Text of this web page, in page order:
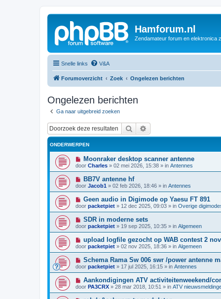
Hamforum.nl
Zendamateur forum en elektronica
Snelle links V&A
Forumoverzicht Zoek Ongelezen berichten
Ongelezen berichten
Ga naar uitgebreid zoeken
Zoek
ONDERWERPEN
N
i
e
u
w
b
e
i
c
h
Moonraker desktop scanner antenne
door Charles » 02 mei 2026, 15:38 » in Antennes
N
i
e
w
b
e
i
c
BB7V antenne hf
door Jacob1 » 02 feb 2026, 18:46 » in Antennes
N
i
e
u
w
b
e
i
c
h
Geen audio in Digimode op Yaesu FT 891
door packetpiet » 12 dec 2025, 09:03 » in Overige
N
i
e
w
b
e
i
c
SDR in moderne sets
door packetpiet » 19 sep 2025, 10:35 » in Algemeen
N
i
e
u
w
b
e
i
c
upload logfile gezocht op WAB contest 2
door packetpiet » 02 nov 2025, 18:36 » in Algemeen
N
i
e
w
b
e
Schema Rama Sw 006 swr /power antenne
door packetpiet » 17 jul 2025, 16:15 » in Antennes
N
i
e
Aankondigingen ATV activiteitenweekend/
door PA3CRX » 28 mar 2018, 10:51 » in ATV